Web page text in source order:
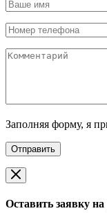
Заполняя форму, я
Оставить заявку на